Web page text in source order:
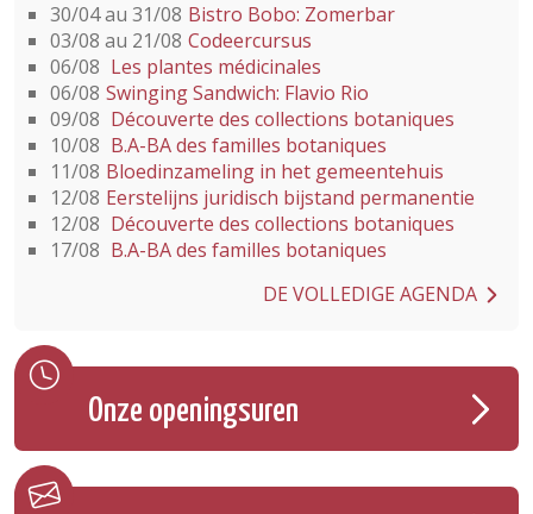
30/04 au 31/08 Bistro Bobo: Zomerbar
03/08 au 21/08 Codeercursus
06/08 Les plantes médicinales
06/08 Swinging Sandwich: Flavio Rio
09/08 Découverte des collections botaniques
10/08 B.A-BA des familles botaniques
11/08 Bloedinzameling in het gemeentehuis
12/08 Eerstelijns juridisch bijstand permanentie
12/08 Découverte des collections botaniques
17/08 B.A-BA des familles botaniques
DE VOLLEDIGE AGENDA
Onze openingsuren